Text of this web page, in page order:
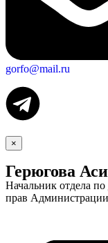
gorfo@mail.ru
×
Герюгова
Начальник отдела
прав Администрации